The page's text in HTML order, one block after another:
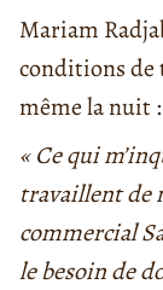
Mariam
conditions de
même la nuit :
« Ce qui
travaillent de
commercial
le besoin de